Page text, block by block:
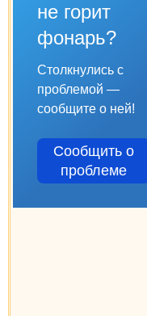
не горит
фонарь?
Столкнулись с
проблемой —
сообщите о ней!
Сообщить о
проблеме